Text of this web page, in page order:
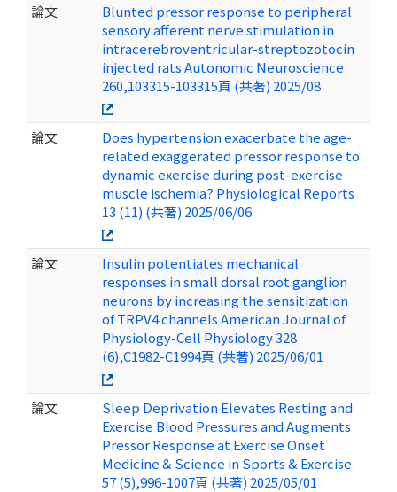
論文
Blunted pressor response to peripheral
sensory afferent nerve stimulation in
intracerebroventricular-streptozotocin
injected rats Autonomic Neuroscience
260,103315-103315頁 (共著) 2025/08
論文
Does hypertension exacerbate the age-
related exaggerated pressor response to
dynamic exercise during post-exercise
muscle ischemia? Physiological Reports
13 (11) (共著) 2025/06/06
論文
Insulin potentiates mechanical
responses in small dorsal root ganglion
neurons by increasing the sensitization
of TRPV4 channels American Journal of
Physiology-Cell Physiology 328
(6),C1982-C1994頁 (共著) 2025/06/01
論文
Sleep Deprivation Elevates Resting and
Exercise Blood Pressures and Augments
Pressor Response at Exercise Onset
Medicine & Science in Sports & Exercise
57 (5),996-1007頁 (共著) 2025/05/01